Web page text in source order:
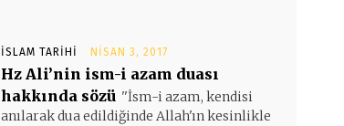
İSLAM TARIHI NISAN 3, 2017
Hz Ali’nin ism-i azam duası
hakkında sözü ''İsm-i azam, kendisi
anılarak dua edildiğinde Allah'ın kesinlikle